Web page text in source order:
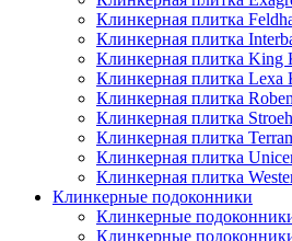
Клинкерная плитка
Клинкерная плитка
Клинкерная плитка King
Клинкерная плитка Lexa
Клинкерная плитка Roben
Клинкерная плитка
Клинкерная плитка
Клинкерная плитка
Клинкерная плитка
Клинкерные подоконники
Клинкерные
Клинкерные